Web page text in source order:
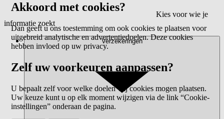
Kies voor wie je
informatie zoekt
Verzekeringen
Akkoord met cookies?
Dan geeft u ons toestemming om ook cookies te plaatsen voor
uitgebreid analytische en advertentiedoelen. Deze cookies
hebben invloed op uw privacy.
Zelf uw voorkeuren aanpassen?
U bepaalt zelf voor welke doelen wij cookies mogen plaatsen.
Uw keuze kunt u op elk moment wijzigen via de link “Cookie-
instellingen” onderaan de pagina.